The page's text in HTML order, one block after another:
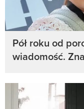
Pół roku od
wiadomość.